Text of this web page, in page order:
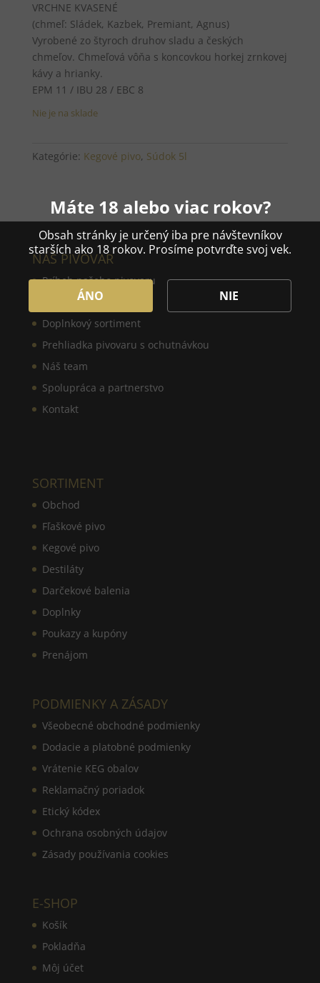
VRCHNE KVASENÉ
(chmeľ: Sládek, Kazbek, Premiant, Agnus)
Vyrobené zo štyroch druhov sladu a českých
chmeľov. Chmeľová vôňa s koncovkou horkej zrnkovej
kávy a hrianky.
EPM 11 / IBU 28 / EBC 8
Nie je na sklade
Kategórie: Kegové pivo, Súdok 5l
NÁŠ PIVOVAR
Príbeh našeho pivovaru
Naše pivo
Doplnkový sortiment
Prehliadka pivovaru s ochutnávkou
Náš team
Spolupráca a partnerstvo
Kontakt
Máte 18 alebo viac rokov?
Obsah stránky je určený iba pre návštevníkov
starších ako 18 rokov. Prosíme potvrďte svoj vek.
ÁNO NIE
SORTIMENT
Obchod
Fľaškové pivo
Kegové pivo
Destiláty
Darčekové balenia
Doplnky
Poukazy a kupóny
Prenájom
PODMIENKY A ZÁSADY
Všeobecné obchodné podmienky
Dodacie a platobné podmienky
Vrátenie KEG obalov
Reklamačný poriadok
Etický kódex
Ochrana osobných údajov
Zásady používania cookies
E-SHOP
Košík
Pokladňa
Môj účet